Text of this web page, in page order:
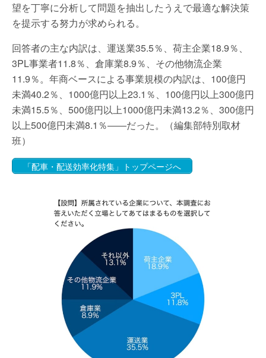
望を丁寧に分析して問題を抽出したうえで最適な解決策
を提示する努力が求められる。
回答者の主な内訳は、運送業35.5％、荷主企業18.9％、
3PL事業者11.8％、倉庫業8.9％、その他物流企業
11.9％。年商ベースによる事業規模の内訳は、100億円
未満40.2％、1000億円以上23.1％、100億円以上300億円
未満15.5％、500億円以上1000億円未満13.2％、300億円
以上500億円未満8.1％――だった。（編集部特別取材
班）
「配車・配送効率化特集」トップページへ